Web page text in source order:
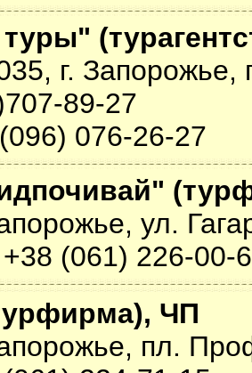
г.
89-27
076-26-27
ул.
(061) 226-00-
ЧП
пл.